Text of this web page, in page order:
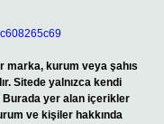
marka, kurum veya şahıs
Sitede yalnızca kendi
Burada yer alan içerikler
ve kişiler hakkında